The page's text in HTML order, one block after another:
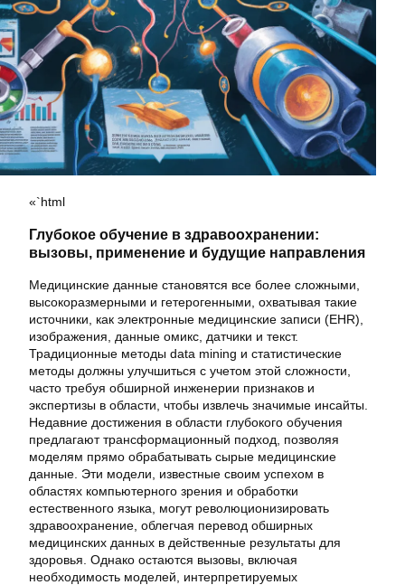
«`html
Глубокое обучение в здравоохранении:
вызовы, применение и будущие направления
Медицинские данные становятся все более сложными,
высокоразмерными и гетерогенными, охватывая такие
источники, как электронные медицинские записи (EHR),
изображения, данные омикс, датчики и текст.
Традиционные методы data mining и статистические
методы должны улучшиться с учетом этой сложности,
часто требуя обширной инженерии признаков и
экспертизы в области, чтобы извлечь значимые инсайты.
Недавние достижения в области глубокого обучения
предлагают трансформационный подход, позволяя
моделям прямо обрабатывать сырые медицинские
данные. Эти модели, известные своим успехом в
областях компьютерного зрения и обработки
естественного языка, могут революционизировать
здравоохранение, облегчая перевод обширных
медицинских данных в действенные результаты для
здоровья. Однако остаются вызовы, включая
необходимость моделей, интерпретируемых